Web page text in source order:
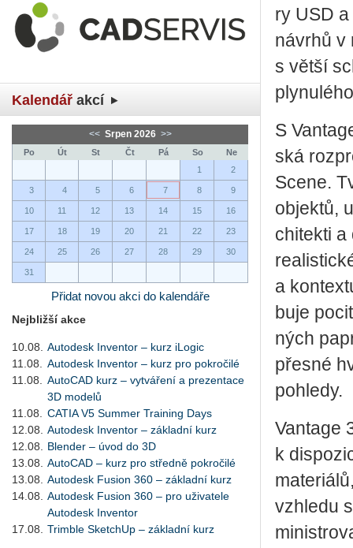
Kalendář akcí
<< Srpen 2026 >>
Po Út St Čt Pá So
Ne
1
2
3 4 5 6 7 8 9
10 11 12 13 14 15 16
17 18 19 20 21 22 23
24 25 26 27 28 29 30
31
Přidat novou akci do kalendáře
Nejbližší akce
10.08.
Autodesk Inventor – kurz iLogic
11.08.
Autodesk Inventor – kurz pro pokročilé
11.08.
AutoCAD kurz – vytváření a prezentace
3D modelů
11.08.
CATIA V5 Summer Training Days
12.08.
Autodesk Inventor – základní kurz
12.08.
Blender – úvod do 3D
13.08.
AutoCAD – kurz pro středně pokročilé
13.08.
Autodesk Fusion 360 – základní kurz
14.08.
Autodesk Fusion 360 – pro uživatele
Autodesk Inventor
17.08.
Trimble SketchUp – základní kurz
ry USD
ná­vrhů v
s větší
S
ská
Scene.
ob­jek­tů,
chi­tek­ti a
a
bu­je
ných
přes­né
po­hle­dy.
Van­tage
k
vzhle­du